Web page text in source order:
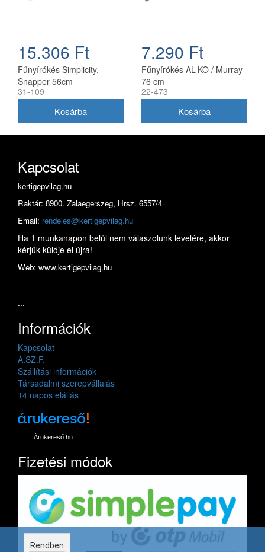
15.306 Ft
Fűnyírókés Simplicity,
Snapper 56cm
(1716695ASM)
31-109
7.290 Ft
Fűnyírókés AL-KO / Murray
76 cm
22-473
Kapcsolat
kertigepvilag.hu
Raktár: 8900. Zalaegerszeg, Hrsz. 6557/4
Email: rendeles@kertigepvilag.hu
Ha 1 munkanapon belül nem válaszolunk levelére, akkor
kérjük küldje el újra!
Web: www.kertigepvilag.hu
...
Információk
Kapcsolat
A.SZ.F.
Szállítási információk
Társadalmi szerepvállalás
14 napos elállás
Árukereső.hu
Fizetési módok
Rendben